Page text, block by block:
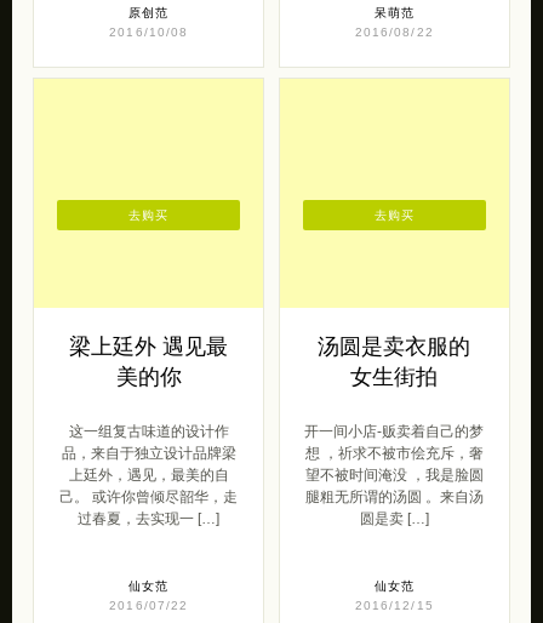
原创范
2016/10/08
呆萌范
2016/08/22
梁上廷外 遇见最
美的你
这一组复古味道的设计作
品，来自于独立设计品牌梁
上廷外，遇见，最美的自
己。 或许你曾倾尽韶华，走
过春夏，去实现一 […]
仙女范
2016/07/22
去购买
汤圆是卖衣服的
女生街拍
开一间小店-贩卖着自己的梦
想 ，祈求不被市侩充斥，奢
望不被时间淹没 ，我是脸圆
腿粗无所谓的汤圆 。来自汤
圆是卖 […]
仙女范
2016/12/15
去购买